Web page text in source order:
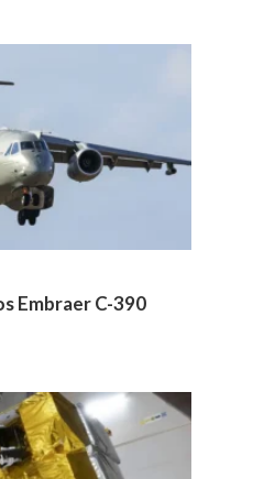
Embraer C-390